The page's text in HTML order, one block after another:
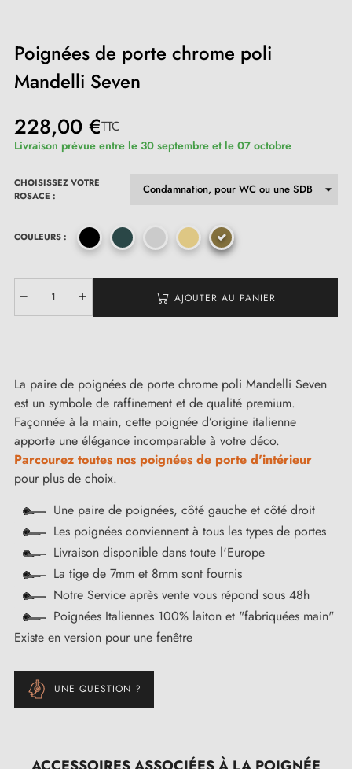
Poignées de porte chrome poli
Mandelli Seven
228,00 €TTC
Livraison prévue entre le 30 septembre et le 07 octobre
CHOISISSEZ VOTRE
ROSACE :
COULEURS :
AJOUTER AU PANIER
La paire de poignées de porte chrome poli Mandelli Seven
est un symbole de raffinement et de qualité premium.
Façonnée à la main, cette poignée d’origine italienne
apporte une élégance incomparable à votre déco.
Parcourez toutes nos poignées de porte d'intérieur
pour plus de choix.
Une paire de poignées, côté gauche et côté droit
Les poignées conviennent à tous les types de portes
Livraison disponible dans toute l'Europe
La tige de 7mm et 8mm sont fournis
Notre Service après vente vous répond sous 48h
Poignées Italiennes 100% laiton et "fabriquées main"
Existe en version pour une fenêtre
UNE QUESTION ?